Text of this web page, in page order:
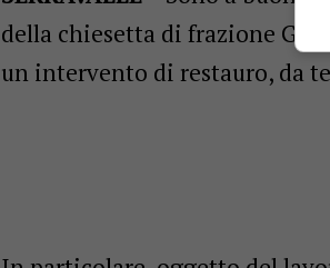
della chiesetta di frazione
un intervento di restauro, da